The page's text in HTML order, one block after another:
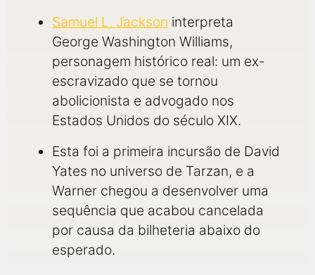
Samuel L. Jackson interpreta
George Washington Williams,
personagem histórico real: um ex-
escravizado que se tornou
abolicionista e advogado nos
Estados Unidos do século XIX.
Esta foi a primeira incursão de David
Yates no universo de Tarzan, e a
Warner chegou a desenvolver uma
sequência que acabou cancelada
por causa da bilheteria abaixo do
esperado.